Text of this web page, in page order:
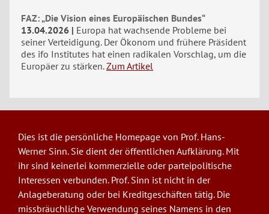
FAZ: „Die Vision eines Europäischen Bundes“
13.04.2026
Europa hat wachsende Probleme bei
seiner Verteidigung. Der Ökonom und frühere Präsident
des ifo Institutes hat einen radikalen Vorschlag, um die
Europäer zu stärken. Zum Artikel
Dies ist die persönliche Homepage von Prof. Hans-
Werner Sinn. Sie dient der öffentlichen Aufklärung. Mit
ihr sind keinerlei kommerzielle oder parteipolitische
Interessen verbunden. Prof. Sinn ist nicht in der
Anlageberatung oder bei Kreditgeschäften tätig. Die
missbräuchliche Verwendung seines Namens in den